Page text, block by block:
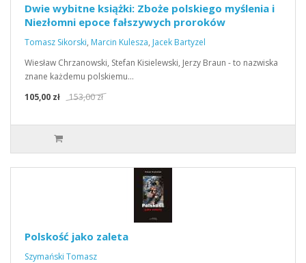
Dwie wybitne książki: Zboże polskiego myślenia i
Niezłomni epoce fałszywych proroków
Tomasz Sikorski, Marcin Kulesza, Jacek Bartyzel
Wiesław Chrzanowski, Stefan Kisielewski, Jerzy Braun - to nazwiska
znane każdemu polskiemu…
105,00 zł
153,00 zł
Polskość jako zaleta
Szymański Tomasz